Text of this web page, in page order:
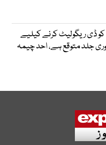
ڈی ریگولیٹ کرنے کیلیے
جلد متوقع ہے، احد چیمہ